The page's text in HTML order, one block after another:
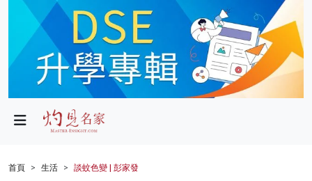
政局
財經
首頁 生活 談蚊色變 | 彭家發